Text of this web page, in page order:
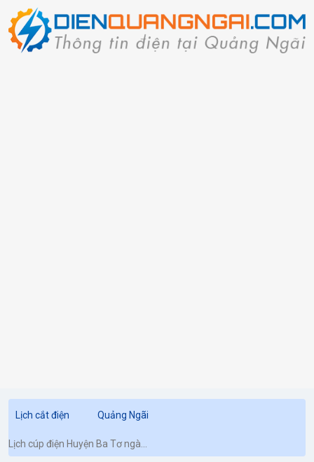
Lịch cắt điện Quảng Ngãi
Lịch cúp điện Huyện Ba Tơ ngày